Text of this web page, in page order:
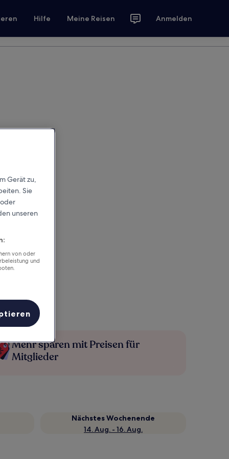
Hilfe Meine Reisen Anmelden
Mehr sparen mit Preisen für
Mitglieder
Nächstes Wochenende
14. Aug. - 16. Aug.
Gerät zu,
Sie
unseren
von oder
und